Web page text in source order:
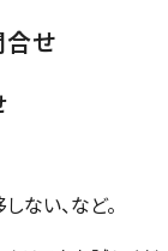
合せ
ない、など。